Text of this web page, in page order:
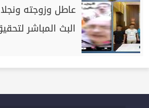
عاطل وزوجته
البث المباشر